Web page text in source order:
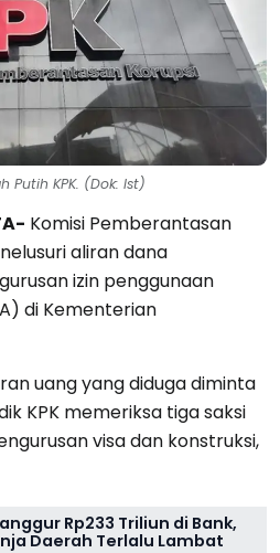
Putih KPK. (Dok: Ist)
Komisi Pemberantasan
aliran dana
izin penggunaan
di Kementerian
uang yang diduga diminta
KPK memeriksa tiga saksi
visa dan konstruksi,
Rp233 Triliun di Bank,
Daerah Terlalu Lambat